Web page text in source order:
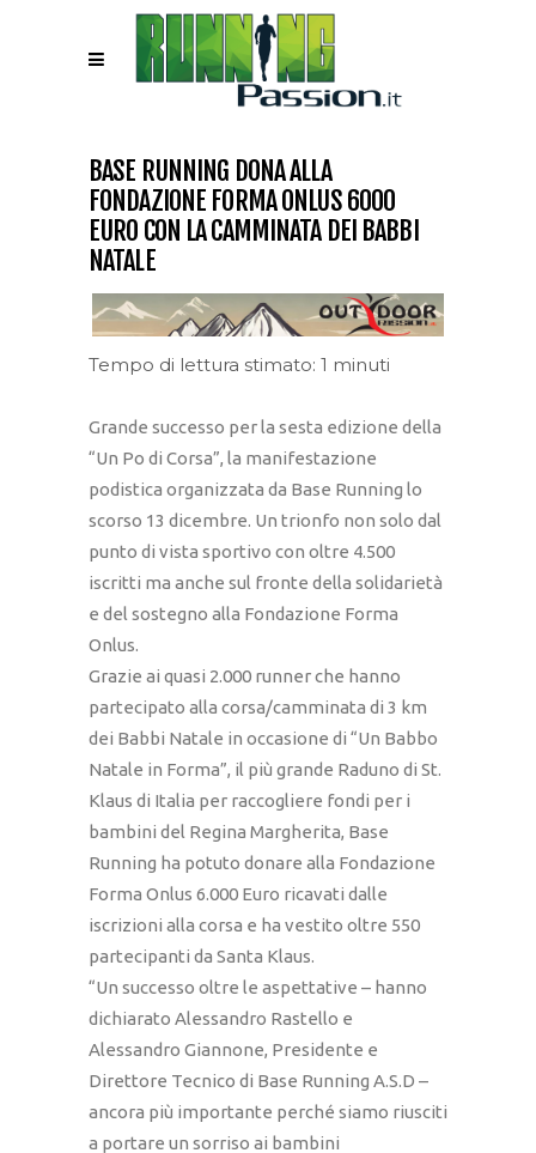
BASE RUNNING DONA ALLA
FONDAZIONE FORMA ONLUS 6000
EURO CON LA CAMMINATA DEI BABBI
NATALE
Tempo di lettura stimato: 1 minuti
Grande successo per la sesta edizione della
“Un Po di Corsa”, la manifestazione
podistica organizzata da Base Running lo
scorso 13 dicembre. Un trionfo non solo dal
punto di vista sportivo con oltre 4.500
iscritti ma anche sul fronte della solidarietà
e del sostegno alla Fondazione Forma
Onlus.
Grazie ai quasi 2.000 runner che hanno
partecipato alla corsa/camminata di 3 km
dei Babbi Natale in occasione di “Un Babbo
Natale in Forma”, il più grande Raduno di St.
Klaus di Italia per raccogliere fondi per i
bambini del Regina Margherita, Base
Running ha potuto donare alla Fondazione
Forma Onlus 6.000 Euro ricavati dalle
iscrizioni alla corsa e ha vestito oltre 550
partecipanti da Santa Klaus.
“Un successo oltre le aspettative – hanno
dichiarato Alessandro Rastello e
Alessandro Giannone, Presidente e
Direttore Tecnico di Base Running A.S.D –
ancora più importante perché siamo riusciti
a portare un sorriso ai bambini